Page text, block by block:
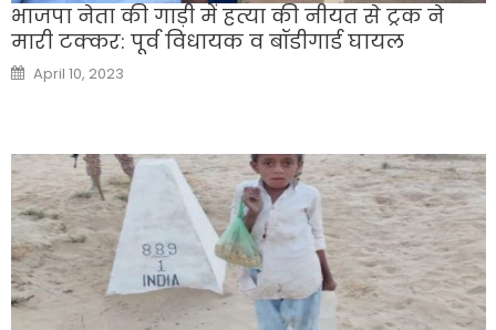
भाजपा नेता की गाड़ी में हत्या की नीयत से ट्रक ने
मारी टक्कर: पूर्व विधायक व बॉडीगार्ड घायल
Posted
on
April 10, 2023